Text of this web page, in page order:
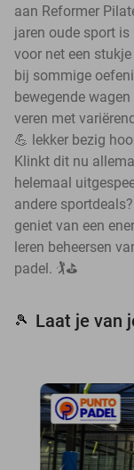
aan Reformer
jaren oude sport
voor net een
bij sommige
bewegende
veren met
💪 lekker bezig
Klinkt dit nu
helemaal
andere
geniet van een
leren beheersen
padel. 🏌️⛳
🎾 Laat je van